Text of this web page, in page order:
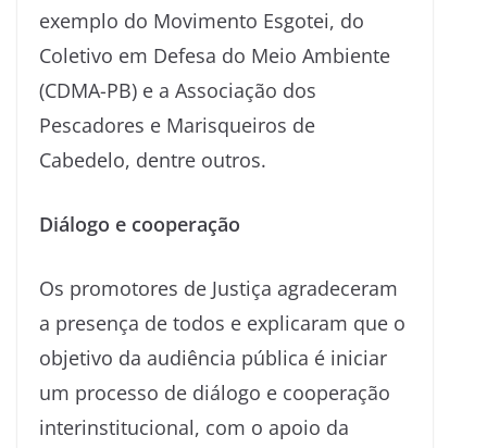
exemplo do Movimento Esgotei, do
Coletivo em Defesa do Meio Ambiente
(CDMA-PB) e a Associação dos
Pescadores e Marisqueiros de
Cabedelo, dentre outros.
Diálogo e cooperação
Os promotores de Justiça agradeceram
a presença de todos e explicaram que o
objetivo da audiência pública é iniciar
um processo de diálogo e cooperação
interinstitucional, com o apoio da